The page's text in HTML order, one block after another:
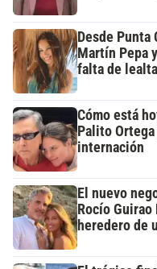
Desde Punta
Martín Pepa
falta de
Cómo está
Palito
internación
El nuevo
Rocío
heredero de